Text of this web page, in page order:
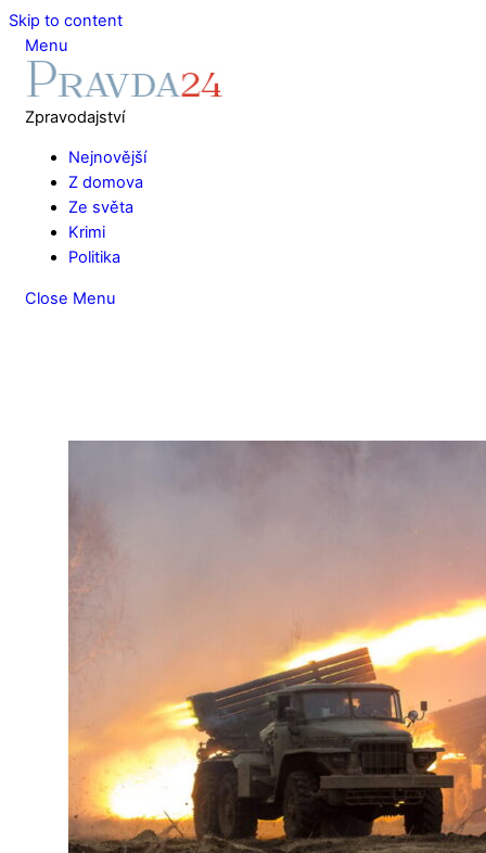
Skip to content
Menu
Zpravodajství
Nejnovější
Z domova
Ze světa
Krimi
Politika
Close Menu